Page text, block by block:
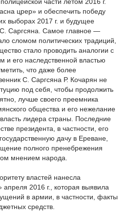
црер» и обеспечить победу
выборах 2017 г. и будущее
С. Саргсяна. Самое главное —
сломом политических традиций,
стало проводить аналогии с
и его наследственной властью
что даже более
С. Саргсяна Р. Кочарян не
под себя, чтобы продолжить
лучше своего преемника
общества и его нежелание
лидера страны. Последние
президента, в частности, его
дачу в Ереване,
полного пренебрежения
мнением народа.
властей нанесла
2016 г., которая выявила
в армии, в частности, факты
средств.